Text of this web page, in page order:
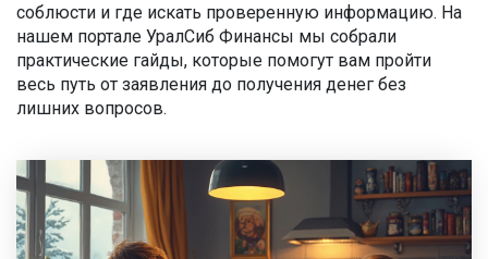
соблюсти и где искать проверенную информацию. На
нашем портале УралСиб Финансы мы собрали
практические гайды, которые помогут вам пройти
весь путь от заявления до получения денег без
лишних вопросов.